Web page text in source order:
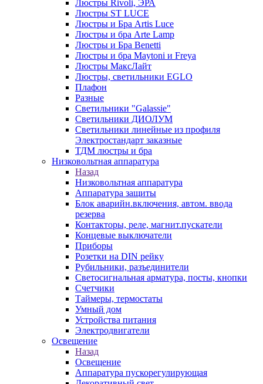
Люстры Rivoli, ЭРА
Люстры ST LUCE
Люстры и Бра Artis Luce
Люстры и бра Arte Lamp
Люстры и Бра Benetti
Люстры и бра Maytoni и Freya
Люстры МаксЛайт
Люстры, светильники EGLO
Плафон
Разные
Светильники "Galassie"
Светильники ДИОЛУМ
Светильники линейные из профиля
Электростандарт заказные
ТДМ люстры и бра
Низковольтная аппаратура
Назад
Низковольтная аппаратура
Аппаратура защиты
Блок аварийн.включения, автом. ввода
резерва
Контакторы, реле, магнит.пускатели
Концевые выключатели
Приборы
Розетки на DIN рейку
Рубильники, разъединители
Светосигнальная арматура, посты, кнопки
Счетчики
Таймеры, термостаты
Умный дом
Устройства питания
Электродвигатели
Освещение
Назад
Освещение
Аппаратура пускорегулирующая